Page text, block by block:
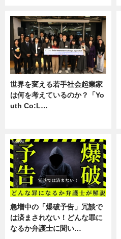
世界を変える若手社会起業家
は何を考えているのか？「Yo
uth Co:L…
急増中の「爆破予告」冗談で
は済まされない！どんな罪に
なるか弁護士に聞い…